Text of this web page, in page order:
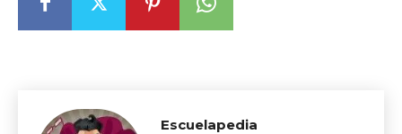
Escuelapedia